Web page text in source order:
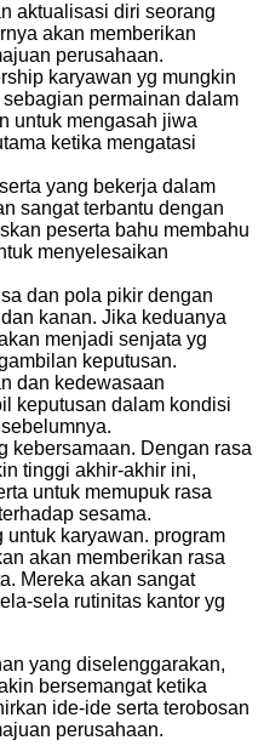
aktualisasi diri seorang
akan memberikan
perusahaan.
karyawan yg mungkin
permainan dalam
untuk mengasah jiwa
ketika mengatasi
yang bekerja dalam
sangat terbantu dengan
peserta bahu membahu
menyelesaikan
dan pola pikir dengan
kanan. Jika keduanya
menjadi senjata yg
keputusan.
dan kedewasaan
keputusan dalam kondisi
kebersamaan. Dengan rasa
tinggi akhir-akhir ini,
untuk memupuk rasa
sesama.
untuk karyawan. program
akan memberikan rasa
Mereka akan sangat
sela rutinitas kantor yg
yang diselenggarakan,
bersemangat ketika
ide-ide serta terobosan
perusahaan.